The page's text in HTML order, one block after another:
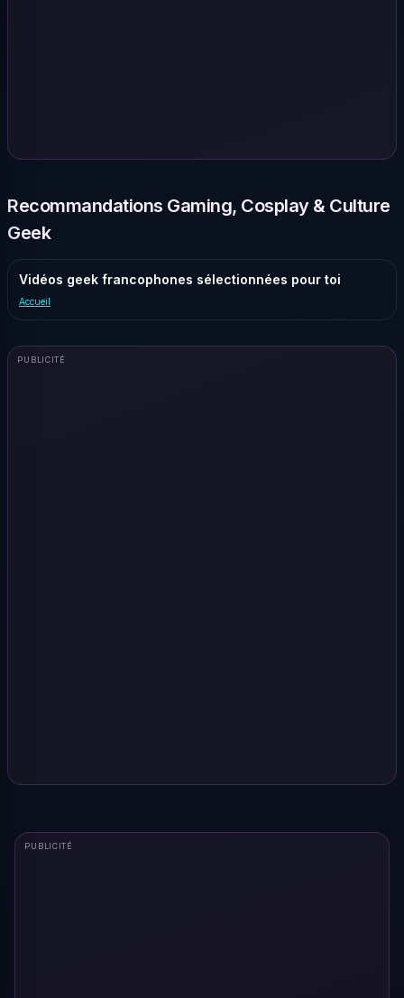
Recommandations Gaming, Cosplay & Culture
Geek
Vidéos geek francophones sélectionnées pour toi
Accueil
PUBLICITÉ
PUBLICITÉ